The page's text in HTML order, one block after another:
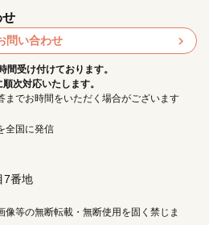
全国に発信
7番地
等の無断転載・無断使用を固く禁じま
せ
問い合わせ
間受け付けております。
次対応いたします。
でお時間をいただく場合がございます